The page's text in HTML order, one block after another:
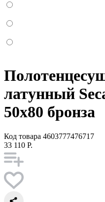
латунный
50x80 бронза
Код товара 4603777476717
33 110 Р.